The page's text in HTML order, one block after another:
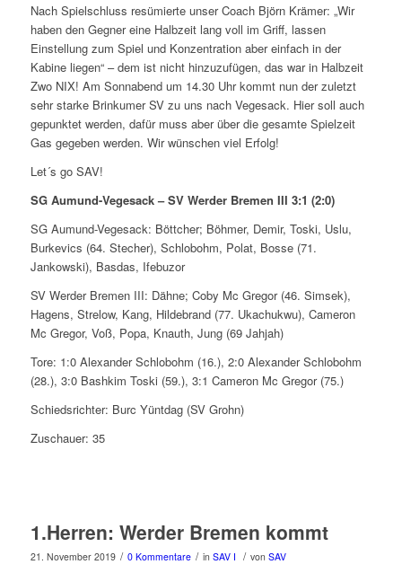
Nach Spielschluss resümierte unser Coach Björn Krämer: „Wir
haben den Gegner eine Halbzeit lang voll im Griff, lassen
Einstellung zum Spiel und Konzentration aber einfach in der
Kabine liegen“ – dem ist nicht hinzuzufügen, das war in Halbzeit
Zwo NIX! Am Sonnabend um 14.30 Uhr kommt nun der zuletzt
sehr starke Brinkumer SV zu uns nach Vegesack. Hier soll auch
gepunktet werden, dafür muss aber über die gesamte Spielzeit
Gas gegeben werden. Wir wünschen viel Erfolg!
Let´s go SAV!
SG Aumund-Vegesack – SV Werder Bremen III 3:1 (2:0)
SG Aumund-Vegesack: Böttcher; Böhmer, Demir, Toski, Uslu,
Burkevics (64. Stecher), Schlobohm, Polat, Bosse (71.
Jankowski), Basdas, Ifebuzor
SV Werder Bremen III: Dähne; Coby Mc Gregor (46. Simsek),
Hagens, Strelow, Kang, Hildebrand (77. Ukachukwu), Cameron
Mc Gregor, Voß, Popa, Knauth, Jung (69 Jahjah)
Tore: 1:0 Alexander Schlobohm (16.), 2:0 Alexander Schlobohm
(28.), 3:0 Bashkim Toski (59.), 3:1 Cameron Mc Gregor (75.)
Schiedsrichter: Burc Yüntdag (SV Grohn)
Zuschauer: 35
1.Herren: Werder Bremen kommt
21. November 2019 / 0 Kommentare / in SAV I / von SAV